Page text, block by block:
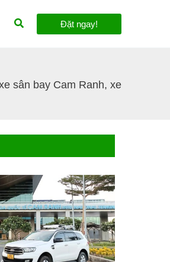
Tìm
Đặt ngay!
sân bay Cam Ranh, xe